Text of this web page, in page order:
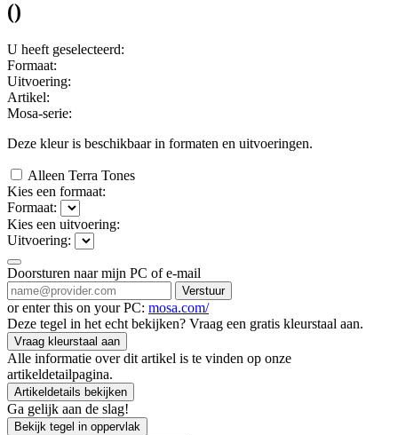
()
U heeft geselecteerd:
Formaat:
Uitvoering:
Artikel:
Mosa-serie:
Deze kleur is beschikbaar in formaten en uitvoeringen.
Alleen Terra Tones
Kies een formaat:
Formaat:
Kies een uitvoering:
Uitvoering:
Doorsturen naar mijn PC of e-mail
Verstuur
or enter this on your PC: mosa.com/
Deze tegel in het echt bekijken? Vraag een gratis kleurstaal aan.
Vraag kleurstaal aan
Alle informatie over dit artikel is te vinden op onze
artikeldetailpagina.
Artikeldetails bekijken
Ga gelijk aan de slag!
Bekijk tegel in oppervlak